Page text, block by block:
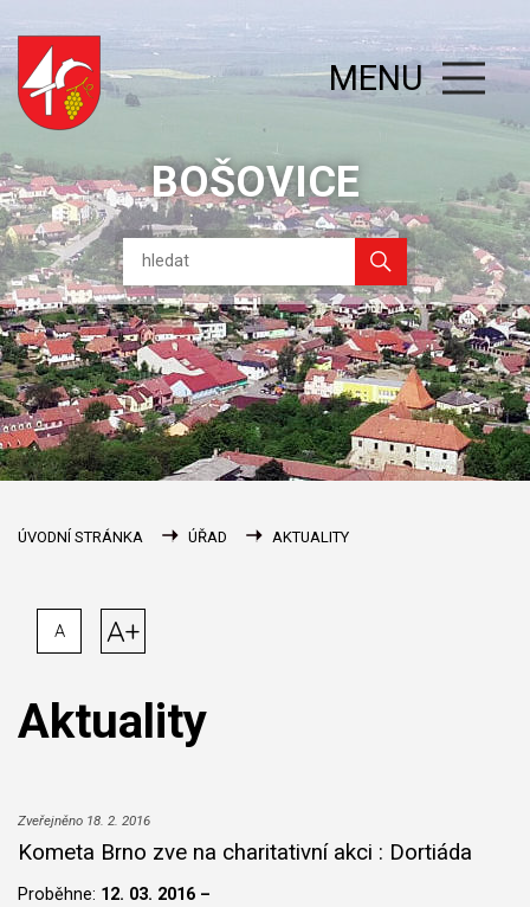
BOŠOVICE
MENU
ÚVODNÍ STRÁNKA ÚŘAD AKTUALITY
A A+
Aktuality
Zveřejněno 18. 2. 2016
Kometa Brno zve na charitativní akci : Dortiáda
Proběhne: 12. 03. 2016 –